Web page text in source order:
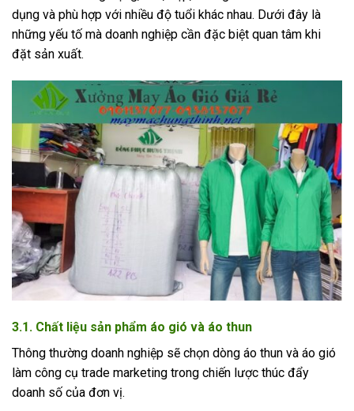
dụng và phù hợp với nhiều độ tuổi khác nhau. Dưới đây là
những yếu tố mà doanh nghiệp cần đặc biệt quan tâm khi
đặt sản xuất.
3.1. Chất liệu sản phẩm áo gió và áo thun
Thông thường doanh nghiệp sẽ chọn dòng áo thun và áo gió
làm công cụ trade marketing trong chiến lược thúc đẩy
doanh số của đơn vị.